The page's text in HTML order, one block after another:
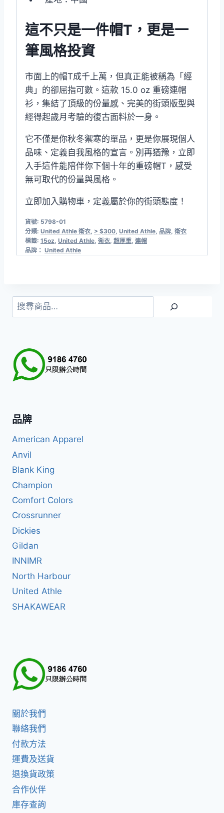
這不只是一件帽T，更是一
筆風格投資
市面上的帽T成千上萬，但真正能被稱為「經
典」的卻屈指可數。這款 15.0 oz 重磅連帽
衫，集結了頂級的份量感、完美的街頭版型與
經得起歲月考驗的復古面料於一身。
它不僅是你秋冬禦寒的單品，更是你展現個人
品味、定義自我風格的宣言。別再猶豫，立即
入手這件能陪伴你下個十年的重磅帽T，感受
無可取代的份量與風格。
立即加入購物車，定義屬於你的街頭態度！
貨號: 5798-01
分類: United Athle 衛衣 > $300 United Athle 品牌 衛衣
標籤: 15oz United Athle 衛衣 超厚重 連帽
品牌： United Athle
搜
尋
品牌
American Apparel
Anvil
Blank King
Champion
Comfort Colors
Crossrunner
Dickies
Gildan
INNIMR
North Harbour
United Athle
SHAKAWEAR
關於我們
聯絡我們
付款方法
運費及送貨
退換貨政策
合作伙伴
庫存查詢